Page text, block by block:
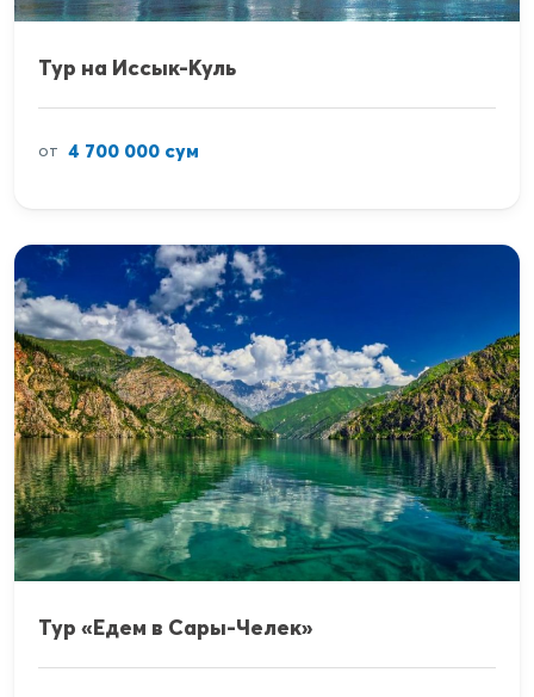
Тур на Иссык-Куль
от 4 700 000 сум
Тур «Едем в Сары-Челек»